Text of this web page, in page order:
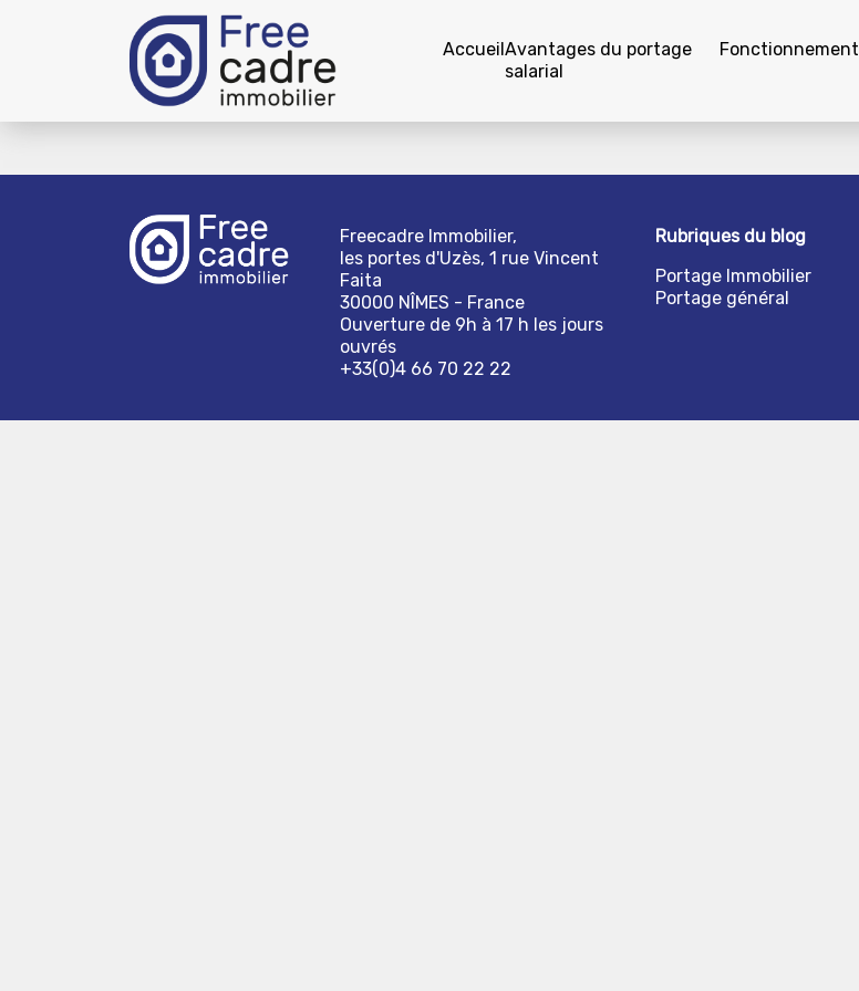
AccueilAvantages du portage
salarial
Fonctionnement
Freecadre Immobilier,
les portes d'Uzès, 1 rue Vincent
Faita
30000 NÎMES - France
Ouverture de 9h à 17 h les jours
ouvrés
+33(0)4 66 70 22 22
Rubriques du blog
Portage Immobilier
Portage général